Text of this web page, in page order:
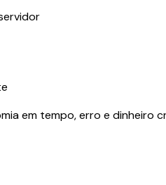
em tempo, erro e dinheiro